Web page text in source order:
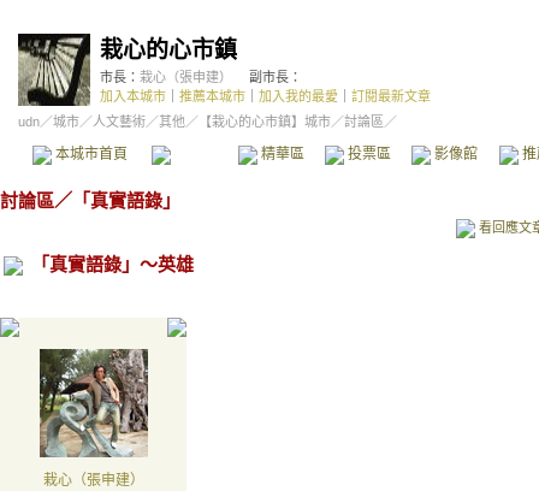
栽心的心市鎮
市長： 栽心（張申建）
副市長：
加入本城市
推薦本城市 加入我的最愛
訂閱最新文章
udn／城市／人文藝術／其他 ／ 【栽心的心市鎮】城市／討論區／
本城市首頁 精華區 投票區 影像館
討論區／ 「真實語錄」
看回應文
「真實語錄」～英雄
栽心（張申建）